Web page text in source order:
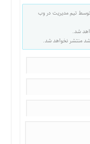
تیم مدیریت در وب
شد.
منتشر نخواهد شد.